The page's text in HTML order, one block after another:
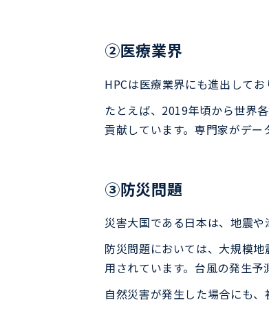
②医療業界
HPCは医療業界にも進出してお
たとえば、2019年頃から世界
貢献しています。専門家がデ
③防災問題
災害大国である日本は、地震
防災問題においては、大規模
用されています。台風の発生予
自然災害が発生した場合にも